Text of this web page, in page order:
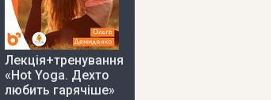
Лекція+тренування
«Hot Yoga. Дехто
любить гарячіше»